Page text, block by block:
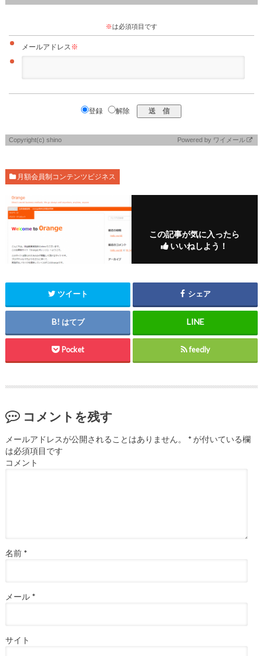
※は必須項目です
メールアドレス※
登録 解除
Copyright(c) shino Powered by ワイメール
月額会員制コンテンツビジネス
この記事が気に入ったら
いいねしよう！
ツイート シェア
はてブ
Pocket feedly
コメントを残す
メールアドレスが公開されることはありません。 *が付いている欄
は必須項目です
コメント
名前 *
メール *
サイト